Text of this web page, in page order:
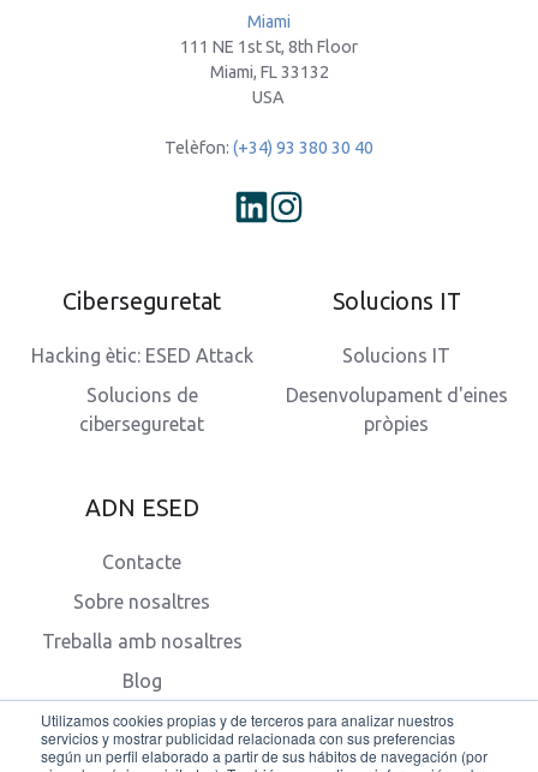
Utilizamos cookies propias y de terceros para analizar nuestros
servicios y mostrar publicidad relacionada con sus preferencias
según un perfil elaborado a partir de sus hábitos de navegación (por
Miami
111 NE 1st St, 8th Floor
Miami, FL 33132
USA
Telèfon: (+34) 93 380 30 40
Ciberseguretat
Hacking ètic: ESED Attack
Solucions de
ciberseguretat
Solucions IT
Solucions IT
Desenvolupament d'eines
pròpies
ADN ESED
Contacte
Sobre nosaltres
Treballa amb nosaltres
Blog